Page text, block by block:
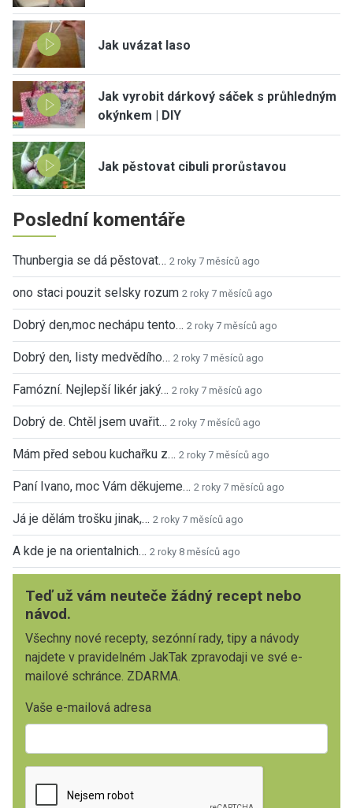
Jak uvázat laso
Jak vyrobit dárkový sáček s průhledným
okýnkem | DIY
Jak pěstovat cibuli prorůstavou
Poslední komentáře
Thunbergia se dá pěstovat… 2 roky 7 měsíců ago
ono staci pouzit selsky rozum 2 roky 7 měsíců ago
Dobrý den,moc nechápu tento… 2 roky 7 měsíců ago
Dobrý den, listy medvědího… 2 roky 7 měsíců ago
Famózní. Nejlepší likér jaký… 2 roky 7 měsíců ago
Dobrý de. Chtěl jsem uvařit… 2 roky 7 měsíců ago
Mám před sebou kuchařku z… 2 roky 7 měsíců ago
Paní Ivano, moc Vám děkujeme… 2 roky 7 měsíců ago
Já je dělám trošku jinak,… 2 roky 7 měsíců ago
A kde je na orientalnich… 2 roky 8 měsíců ago
Teď už vám neuteče žádný recept nebo
návod.
Všechny nové recepty, sezónní rady, tipy a návody
najdete v pravidelném JakTak zpravodaji ve své e-
mailové schránce. ZDARMA.
Vaše e-mailová adresa